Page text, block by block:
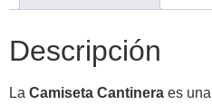
Descripción
La Camiseta Cantinera es